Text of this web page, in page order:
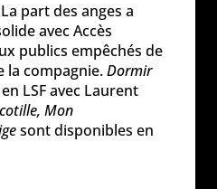
part des anges a
avec Accès
publics empêchés de
la compagnie.Dormir
LSF avec Laurent
Mon
sont disponibles en